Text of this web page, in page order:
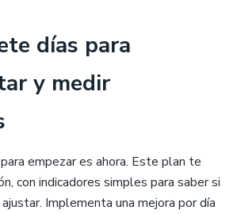
días para
y medir
empezar es ahora. Este plan te
con indicadores simples para saber si
Implementa una mejora por día